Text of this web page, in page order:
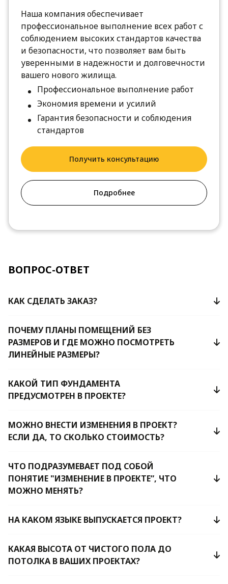
Наша компания обеспечивает
профессиональное выполнение всех работ с
соблюдением высоких стандартов качества
и безопасности, что позволяет вам быть
уверенными в надежности и долговечности
вашего нового жилища.
Профессиональное выполнение работ
Экономия времени и усилий
Гарантия безопасности и соблюдения
стандартов
Получить консультацию
Подробнее
ВОПРОС-ОТВЕТ
КАК СДЕЛАТЬ ЗАКАЗ?
ПОЧЕМУ ПЛАНЫ ПОМЕЩЕНИЙ БЕЗ
РАЗМЕРОВ И ГДЕ МОЖНО ПОСМОТРЕТЬ
ЛИНЕЙНЫЕ РАЗМЕРЫ?
КАКОЙ ТИП ФУНДАМЕНТА
ПРЕДУСМОТРЕН В ПРОЕКТЕ?
МОЖНО ВНЕСТИ ИЗМЕНЕНИЯ В ПРОЕКТ?
ЕСЛИ ДА, ТО СКОЛЬКО СТОИМОСТЬ?
ЧТО ПОДРАЗУМЕВАЕТ ПОД СОБОЙ
ПОНЯТИЕ "ИЗМЕНЕНИЕ В ПРОЕКТЕ”, ЧТО
МОЖНО МЕНЯТЬ?
НА КАКОМ ЯЗЫКЕ ВЫПУСКАЕТСЯ ПРОЕКТ?
КАКАЯ ВЫСОТА ОТ ЧИСТОГО ПОЛА ДО
ПОТОЛКА В ВАШИХ ПРОЕКТАХ?